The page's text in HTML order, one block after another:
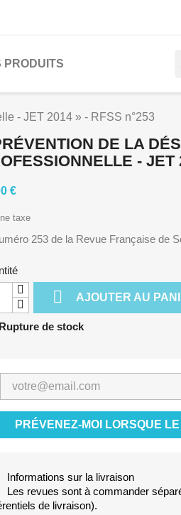
PRODUITS
- JET 2014 » - RFSS n°253
DE LA
- JET
€
taxe
253 de la Revue Française de
 AJOUTER AU
Rupture de stock
PRÉVENEZ-MOI LORSQUE
Informations sur la livraison
Les revues sont à commander
de livraison).